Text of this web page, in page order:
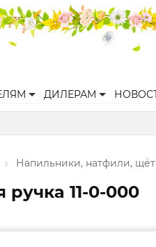
ДИЛЕРАМ
Напильники, натфили,
11-0-000